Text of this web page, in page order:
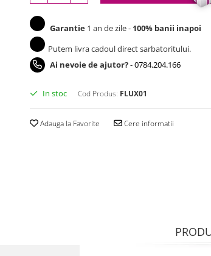
Garantie 1 an de zile - 100% banii inapoi
Putem livra cadoul direct sarbatoritului.
Ai nevoie de ajutor?-0784.204.166
In stoc Cod Produs: FLUX01
Adauga la Favorite Cere informatii